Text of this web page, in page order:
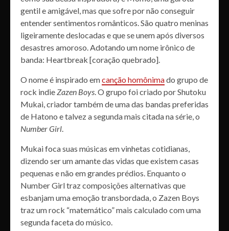
gentil e amigável, mas que sofre por não conseguir
entender sentimentos românticos. São quatro meninas
ligeiramente deslocadas e que se unem após diversos
desastres amoroso. Adotando um nome irônico de
banda: Heartbreak [coração quebrado].
O nome é inspirado emcanção homônimado grupo de
rock indie Zazen Boys . O grupo foi criado por Shutoku
Mukai, criador também de uma das bandas preferidas
de Hatono e talvez a segunda mais citada na série, o
Number Girl
Mukai foca suas músicas em vinhetas cotidianas,
dizendo ser um amante das vidas que existem casas
pequenas e não em grandes prédios. Enquanto o
Number Girl traz composições alternativas que
esbanjam uma emoção transbordada, o Zazen Boys
traz um rock “matemático” mais calculado com uma
segunda faceta do músico.